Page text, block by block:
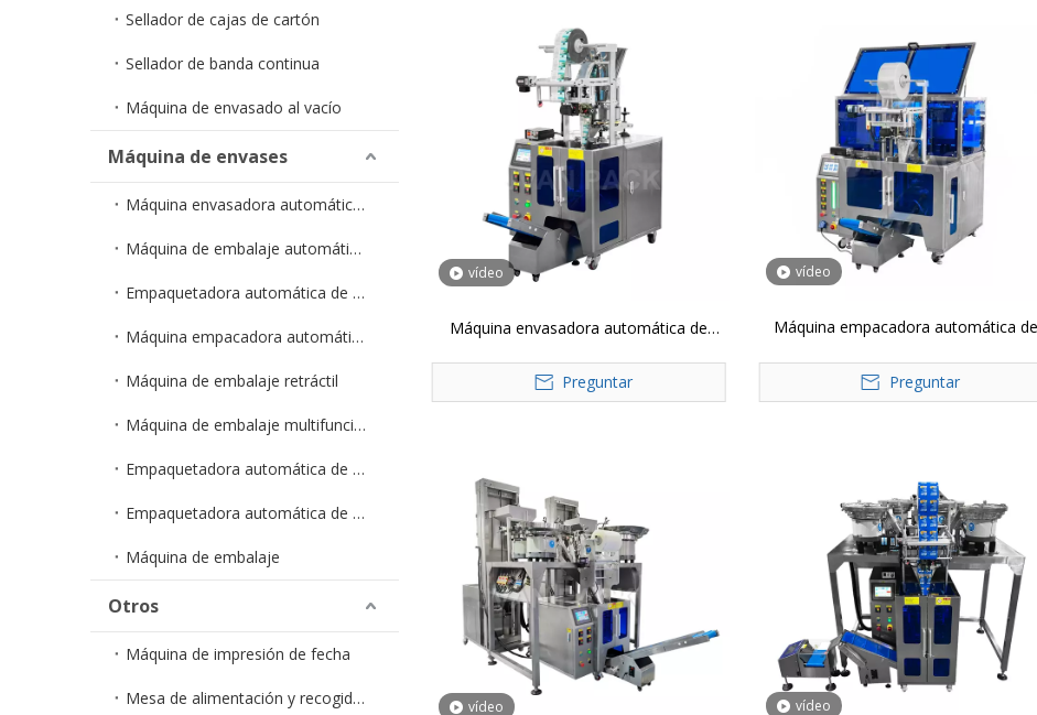
Sellador de cajas de cartón
Sellador de banda continua
Máquina de envasado al vacío
Máquina de envases
Máquina envasadora automática de líquidos en bolsa
Máquina de embalaje automático de polvo/granulado
Empaquetadora automática de gránulos en bolsa
Máquina empacadora automática de polvo en bolsa
Máquina de embalaje retráctil
Máquina de embalaje multifunción
Empaquetadora automática de cápsulas
Empaquetadora automática de hardware
Máquina de embalaje
Otros
Máquina de impresión de fecha
Mesa de alimentación y recogida ZXJ
vídeo
Máquina envasadora automática de
Preguntar
vídeo
Máquina empacadora automática de
Preguntar
vídeo vídeo